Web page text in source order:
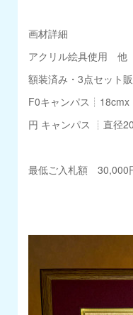
画材詳細
アクリル絵具使用 他
額装済み・3点セット
F0キャンパス┊18cmx
円 キャンパス ┊直径
最低ご入札額 30,000